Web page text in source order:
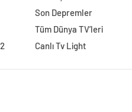
Son Depremler
Tüm Dünya TV’leri
Canlı Tv Light